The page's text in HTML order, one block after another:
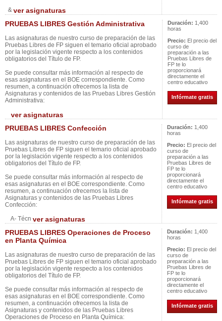
& ver asignaturas
PRUEBAS LIBRES Gestión Administrativa
Las asignaturas de nuestro curso de preparación de las
Pruebas Libres de FP siguen el temario oficial aprobado
por la legislación vigente respecto a los contenidos
obligatorios del Título de FP.
Se puede consultar más información al respecto de
esas asignaturas en el BOE correspondiente. Como
resumen, a continuación ofrecemos la lista de
Asignaturas y contenidos de las Pruebas Libres Gestión
Administrativa:
ver asignaturas
Duración: 1,400
horas
Precio: El precio del
curso de
preparación a las
Pruebas Libres de
FP te lo
proporcionará
directamente el
centro educativo
Infórmate gratis
PRUEBAS LIBRES Confección
Las asignaturas de nuestro curso de preparación de las
Pruebas Libres de FP siguen el temario oficial aprobado
por la legislación vigente respecto a los contenidos
obligatorios del Título de FP.
Se puede consultar más información al respecto de
esas asignaturas en el BOE correspondiente. Como
resumen, a continuación ofrecemos la lista de
Asignaturas y contenidos de las Pruebas Libres
Confección:
A- Técn ver asignaturas
Duración: 1,400
horas
Precio: El precio del
curso de
preparación a las
Pruebas Libres de
FP te lo
proporcionará
directamente el
centro educativo
Infórmate gratis
PRUEBAS LIBRES Operaciones de Proceso
en Planta Química
Las asignaturas de nuestro curso de preparación de las
Pruebas Libres de FP siguen el temario oficial aprobado
por la legislación vigente respecto a los contenidos
obligatorios del Título de FP.
Se puede consultar más información al respecto de
esas asignaturas en el BOE correspondiente. Como
resumen, a continuación ofrecemos la lista de
Asignaturas y contenidos de las Pruebas Libres
Operaciones de Proceso en Planta Química:
Duración: 1,400
horas
Precio: El precio del
curso de
preparación a las
Pruebas Libres de
FP te lo
proporcionará
directamente el
centro educativo
Infórmate gratis